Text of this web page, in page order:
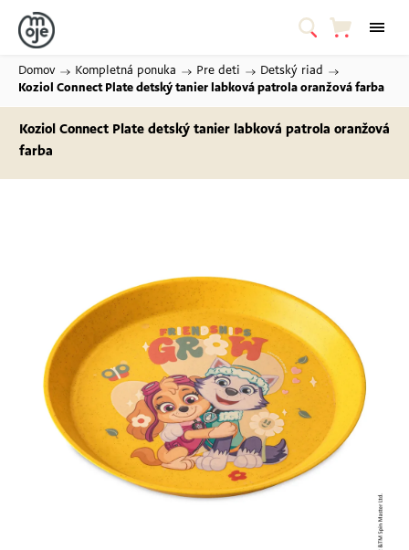
Domov / Kompletná ponuka / Pre deti / Detský riad
/
Koziol Connect Plate detský tanier labková patrola oranžová farba
Koziol Connect Plate detský tanier labková patrola oranžová
farba